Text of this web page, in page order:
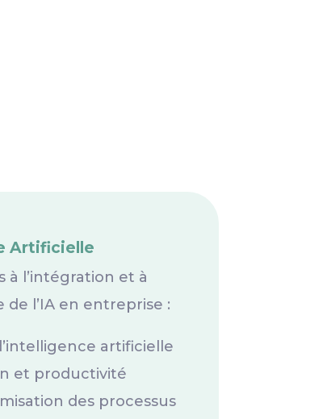
Artificielle
à l’intégration et à
de l’IA en entreprise :
artificielle
et productivité
des processus